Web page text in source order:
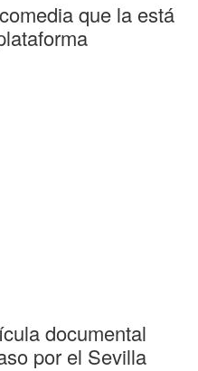
que la está
documental
por el Sevilla